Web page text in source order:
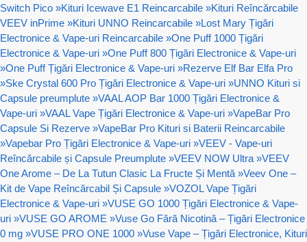
Switch Pico »Kituri Icewave E1 Reincarcabile »Kituri Reîncărcabile
VEEV inPrime »Kituri UNNO Reincarcabile »Lost Mary Țigări
Electronice & Vape-uri Reincarcabile »One Puff 1000 Țigări
Electronice & Vape-uri »One Puff 800 Țigări Electronice & Vape-uri
»One Puff Țigări Electronice & Vape-uri »Rezerve Elf Bar Elfa Pro
»Ske Crystal 600 Pro Țigări Electronice & Vape-uri »UNNO Kituri si
Capsule preumplute »VAAL AOP Bar 1000 Țigări Electronice &
Vape-uri »VAAL Vape Țigări Electronice & Vape-uri »VapeBar Pro
Capsule Si Rezerve »VapeBar Pro Kituri si Baterii Reincarcabile
»Vapebar Pro Țigări Electronice & Vape-uri »VEEV - Vape-uri
Reîncărcabile și Capsule Preumplute »VEEV NOW Ultra »VEEV
One Arome – De La Tutun Clasic La Fructe Și Mentă »Veev One –
Kit de Vape Reîncărcabil Și Capsule »VOZOL Vape Țigări
Electronice & Vape-uri »VUSE GO 1000 Țigări Electronice & Vape-
uri »VUSE GO AROME »Vuse Go Fără Nicotină – Țigări Electronice
0 mg »VUSE PRO ONE 1000 »Vuse Vape – Țigări Electronice, Kituri